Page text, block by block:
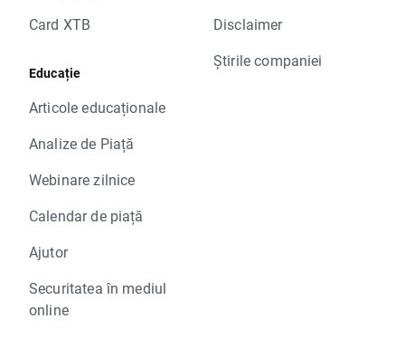
Card XTB
Educație
Articole educaționale
Analize de Piață
Webinare zilnice
Calendar de piață
Ajutor
Securitatea în mediul
online
Disclaimer
Știrile companiei